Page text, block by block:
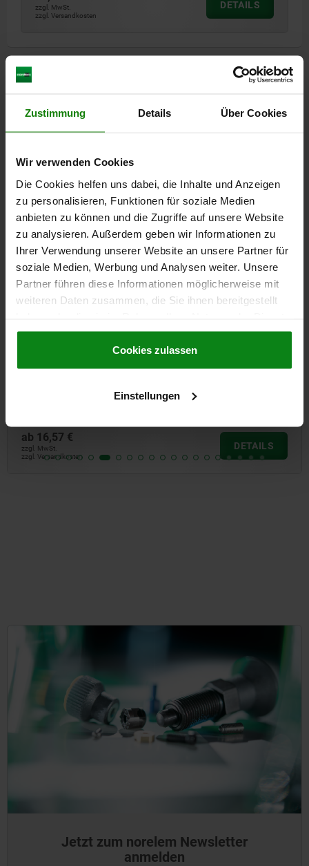
Zustimmung Details Über Cookies
Wir verwenden Cookies
Die Cookies helfen uns dabei, die Inhalte und Anzeigen
zu personalisieren, Funktionen für soziale Medien
anbieten zu können und die Zugriffe auf unsere Website
zu analysieren. Außerdem geben wir Informationen zu
Ihrer Verwendung unserer Website an unsere Partner für
soziale Medien, Werbung und Analysen weiter. Unsere
Partner führen diese Informationen möglicherweise mit
weiteren Daten zusammen, die Sie ihnen bereitgestellt
gesammelt haben.Cookie Richtlinien
Datenschutz|AGB
Cookies zulassen
Einstellungen
zzgl. MwSt.
zzgl. Versandkosten
DETAILS
DETAILS
CAD
Andere Kunden kauften auch
05715-11
ab 16,57 €
zzgl. MwSt.
zzgl. Versandkosten
DETAILS
Jetzt zum norelem Newsletter
anmelden